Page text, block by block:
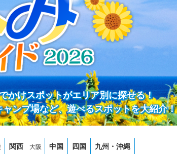
かけスポットがエリア別に探せる！
ンプ場など、遊べるスポットを大紹介！
関西 大阪 中国 四国 九州・沖縄